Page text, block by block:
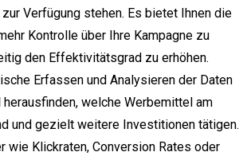
zur Verfügung stehen. Es bietet Ihnen die
Kontrolle über Ihre Kampagne zu
den Effektivitätsgrad zu erhöhen.
Erfassen und Analysieren der Daten
herausfinden, welche Werbemittel am
und gezielt weitere Investitionen tätigen.
wie Klickraten, Conversion Rates oder